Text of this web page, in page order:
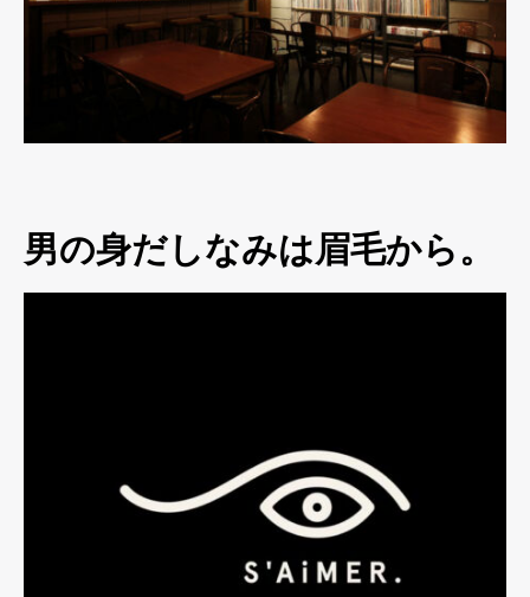
男の身だしなみは眉毛から。